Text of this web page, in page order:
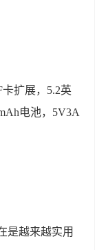
扩展，5.2英
电池，5V3A
是越来越实用